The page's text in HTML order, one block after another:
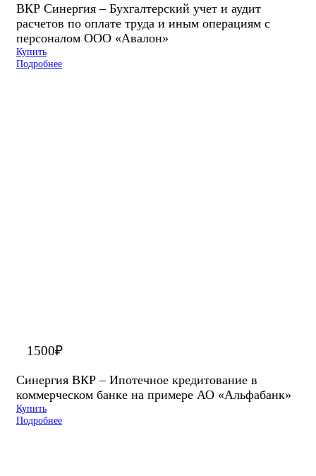
ВКР Синергия – Бухгалтерский учет и аудит
расчетов по оплате труда и иным операциям с
персоналом ООО «Авалон»
Купить
Подробнее
1500₽
Синергия ВКР – Ипотечное кредитование в
коммерческом банке на примере АО «Альфабанк»
Купить
Подробнее